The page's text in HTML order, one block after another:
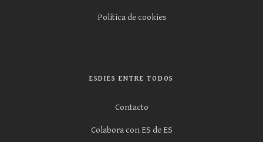
Política de cookies
ESDIES ENTRE TODOS
Contacto
Colabora con ES de ES